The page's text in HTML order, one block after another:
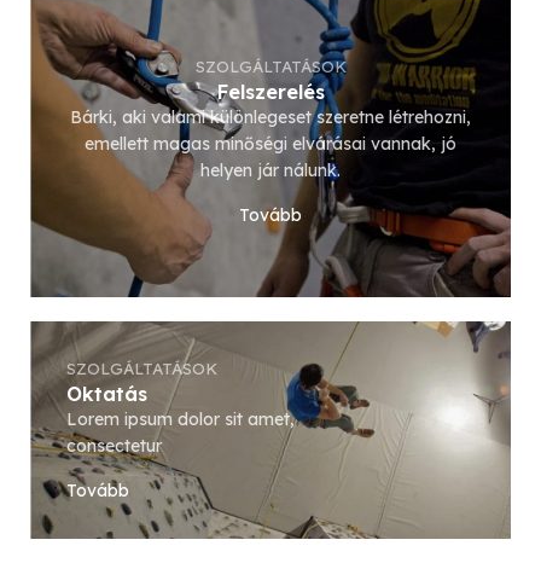
SZOLGÁLTATÁSOK
Felszerelés
Bárki, aki valami különlegeset szeretne létrehozni,
emellett magas minőségi elvárásai vannak, jó
helyen jár nálunk.
Tovább
SZOLGÁLTATÁSOK
Oktatás
Lorem ipsum dolor sit amet,
consectetur
Tovább